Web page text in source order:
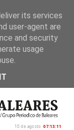
10 de agosto 07:13:12
its services
user-agent are
and security
usage